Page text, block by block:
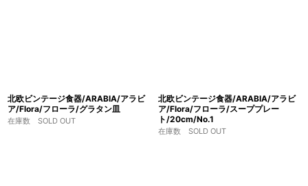
北欧ビンテージ食器/ARABIA/アラビ
ア/Flora/フローラ/グラタン皿
在庫数 SOLD OUT
北欧ビンテージ食器/ARABIA/アラビ
ア/Flora/フローラ/スーププレー
ト/20cm/No.1
在庫数 SOLD OUT